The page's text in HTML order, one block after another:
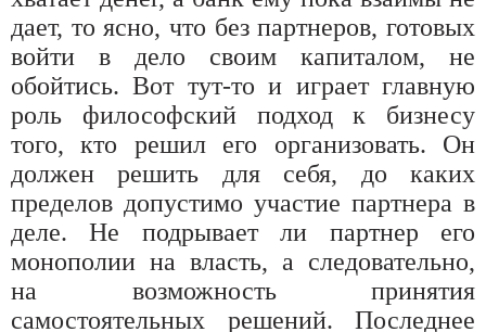
дает, то ясно, что без партнеров, готовых
войти в дело своим капиталом, не
обойтись. Вот тут-то и играет главную
роль философский подход к бизнесу
того, кто решил его организовать. Он
должен решить для себя, до каких
пределов допустимо участие партнера в
деле. Не подрывает ли партнер его
монополии на власть, а следовательно,
на возможность принятия
самостоятельных решений. Последнее